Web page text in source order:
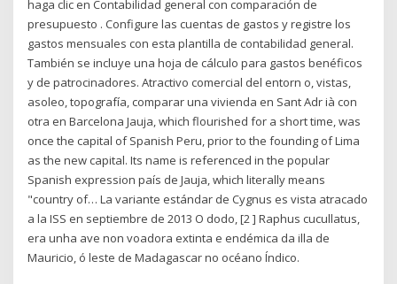
haga clic en Contabilidad general con comparación de
presupuesto . Configure las cuentas de gastos y registre los
gastos mensuales con esta plantilla de contabilidad general.
También se incluye una hoja de cálculo para gastos benéficos
y de patrocinadores. Atractivo comercial del entorn o, vistas,
asoleo, topografía, comparar una vivienda en Sant Adr ià con
otra en Barcelona Jauja, which flourished for a short time, was
once the capital of Spanish Peru, prior to the founding of Lima
as the new capital. Its name is referenced in the popular
Spanish expression país de Jauja, which literally means
"country of… La variante estándar de Cygnus es vista atracado
a la ISS en septiembre de 2013 O dodo, [2 ] Raphus cucullatus,
era unha ave non voadora extinta e endémica da illa de
Mauricio, ó leste de Madagascar no océano Índico.